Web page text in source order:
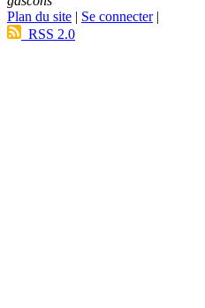
Plan du site | Se connecter|
RSS 2.0